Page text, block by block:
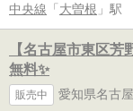
中央線 「 大曽根 」駅
【名古屋市東区
無料✨️
販売中 愛知県名古